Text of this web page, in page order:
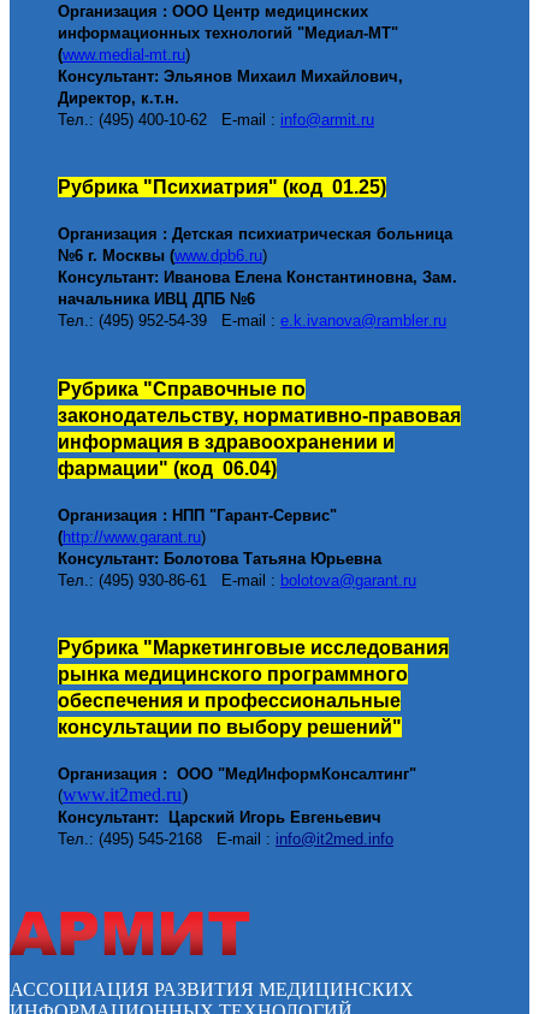
Организация : ООО Центр медицинских
информационных технологий "Медиал-МТ"
(www.medial-mt.ru)
Консультант: Эльянов Михаил Михайлович,
Директор, к.т.н.
Тел.: (495) 400-10-62 E-mail : info@armit.ru
Рубрика "Психиатрия" (код 01.25)
Организация : Детская психиатрическая больница
№6 г. Москвы (www.dpb6.ru)
Консультант: Иванова Елена Константиновна, Зам.
начальника ИВЦ ДПБ №6
Тел.: (495) 952-54-39 E-mail : e. k.ivanova@rambler.ru
Рубрика "Справочные по
законодательству, нормативно-правовая
информация в здравоохранении и
фармации" (код 06.04)
Организация : НПП "Гарант-Сервис"
(http://www.garant.ru)
Консультант: Болотова Татьяна Юрьевна
Тел.: (495) 930-86-61 E-mail : bolotova@garant.ru
Рубрика "Маркетинговые исследования
рынка медицинского программного
обеспечения и профессиональные
консультации по выбору решений"
Организация : ООО "МедИнформКонсалтинг"
(www.it2med.ru)
Консультант:
Царский Игорь Евгеньевич
Тел.: (495) 545-2168 E-mail : info@it2med.info
АССОЦИАЦИЯ РАЗВИТИЯ МЕДИЦИНСКИХ